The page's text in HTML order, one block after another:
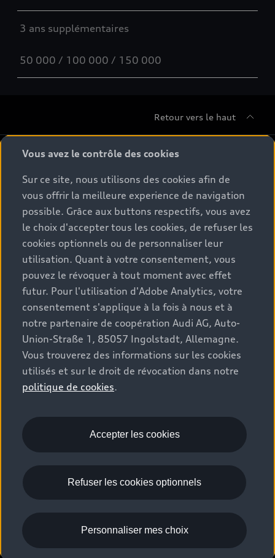
3 ans supplémentaires
50 000 / 100 000 / 150 000
Retour vers le haut
Gamme
Tous les modèles
Comparer les modèles
Modèles électriques
Hybrides plug-in
Conseil & achat
Offres du moment
Configurateur
Véhicules neufs disponibles
Audi Gebrauchtwagen :plus
Clients professionnels
Audi exclusive
Service & Accessoires
Accessoires d'origine Audi
Audi Services
Services numériques Audi
myAudi
Garantie & assistance
Partenaire Service Audi
Espace client
Contact
Trouver mon partenaire Audi
Demande d'essai
Audi World
Stories of Progress
Audi quattro Cup
Stories of Luxembourg
© 2026 Audi AG. Tous droits réservés.
La marque Recrutement
WLTP
Emissions CO2
Mentions légales
Politique de confidentialité
Gérer vos cookies
EU Data Act
Please select country
Vous avez le contrôle des cookies
Sur ce site, nous utilisons des cookies afin de
vous offrir la meilleure experience de navigation
possible. Grâce aux buttons respectifs, vous avez
le choix d'accepter tous les cookies, de refuser les
cookies optionnels ou de personnaliser leur
utilisation. Quant à votre consentement, vous
pouvez le révoquer à tout moment avec effet
futur. Pour l'utilisation d'Adobe Analytics, votre
consentement s'applique à la fois à nous et à
notre partenaire de coopération Audi AG, Auto-
Union-Straße 1, 85057 Ingolstadt, Allemagne.
Vous trouverez des informations sur les cookies
utilisés et sur le droit de révocation dans notre
politique de cookies.
Accepter les cookies
Refuser les cookies optionnels
Personnaliser mes choix